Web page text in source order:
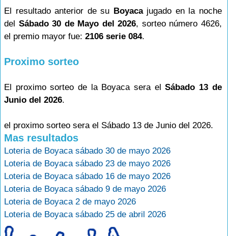
El resultado anterior de su Boyacajugado en la noche
del Sábado 30 de Mayo del 2026, sorteo número 4626,
el premio mayor fue: 2106 serie 084.
Proximo sorteo
El proximo sorteo de la Boyaca sera elSábado 13 de
Junio del 2026.
el proximo sorteo sera el Sábado 13 de Junio del 2026.
Mas resultados
Loteria de Boyaca sábado 30 de mayo 2026
Loteria de Boyaca sábado 23 de mayo 2026
Loteria de Boyaca sábado 16 de mayo 2026
Loteria de Boyaca sábado 9 de mayo 2026
Loteria de Boyaca 2 de mayo 2026
Loteria de Boyaca sábado 25 de abril 2026